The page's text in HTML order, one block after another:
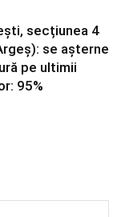
secțiunea 4
se așterne
pe ultimii
95%